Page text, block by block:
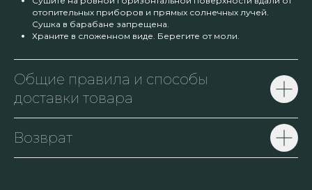
отопительных приборов и прямых солнечных лучей.
Сушка в барабане запрещена.
Храните в сложенном виде. Берегите от моли.
Общие правила и способы
доставки товара
Возврат